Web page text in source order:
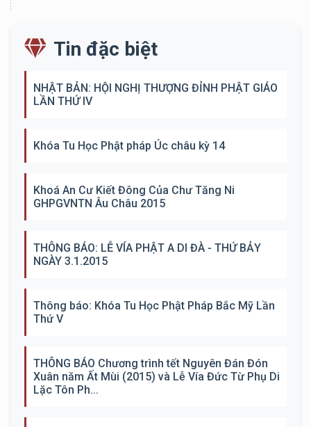
Tin đặc biệt
NHẬT BẢN: HỘI NGHỊ THƯỢNG ĐỈNH PHẬT GIÁO
LẦN THỨ IV
Khóa Tu Học Phật pháp Úc châu kỳ 14
Khoá An Cư Kiết Đông Của Chư Tăng Ni
GHPGVNTN Âu Châu 2015
THÔNG BÁO: LỄ VÍA PHẬT A DI ĐÀ - THỨ BẢY
NGÀY 3.1.2015
Thông báo: Khóa Tu Học Phật Pháp Bắc Mỹ Lần
Thứ V
THÔNG BÁO Chương trình tết Nguyên Đán Đón
Xuân năm Ất Mùi (2015) và Lễ Vía Đức Từ Phụ Di
Lặc Tôn Ph...